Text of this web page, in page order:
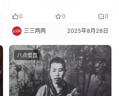
0 0 0
三三两两 2025年8月28日
八点僧音